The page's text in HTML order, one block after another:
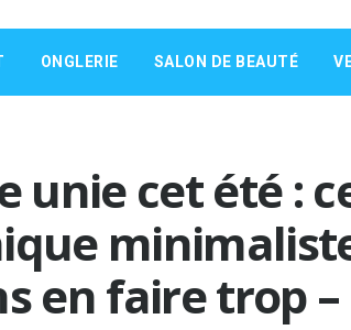
ONGLERIE SALON DE BEAUTÉ
unie cet été :
en faire trop –